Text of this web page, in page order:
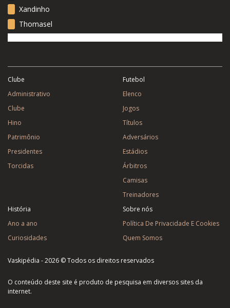
Xandinho
Thomasel
Clube
Administrativo
Clube
Hino
Patrimônio
Presidentes
Torcidas
Futebol
Elenco
Jogos
Títulos
Adversários
Estádios
Árbitros
Camisas
Treinadores
História
Ano a ano
Curiosidades
Sobre nós
Política De Privacidade E Cookies
Quem Somos
Vaskipédia - 2026 © Todos os direitos reservados
O conteúdo deste site é produto de pesquisa em diversos sites da
internet.